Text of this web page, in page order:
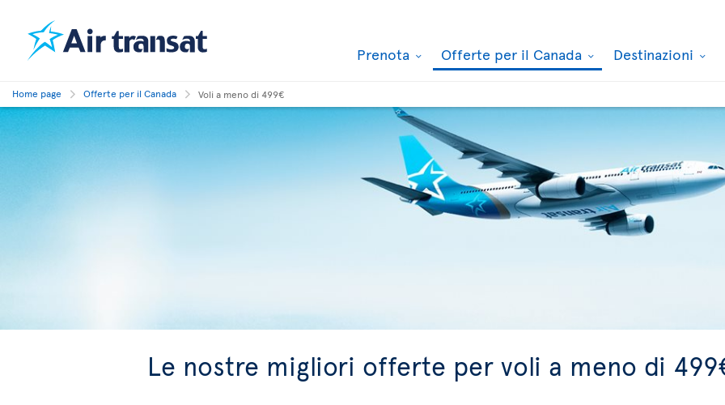
Prenota Offerte per il Canada Destinazioni
Home page Offerte per il Canada Voli a meno di 499€
Le nostre migliori offerte per voli a meno di